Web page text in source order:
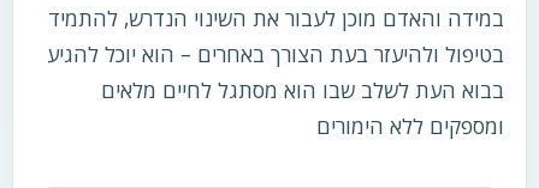
במידה והאדם מוכן לעבור את השינוי הנדרש, להתמיד
בטיפול ולהיעזר בעת הצורך באחרים – הוא יוכל להגיע
בבוא העת לשלב שבו הוא מסתגל לחיים מלאים
ומספקים ללא הימורים